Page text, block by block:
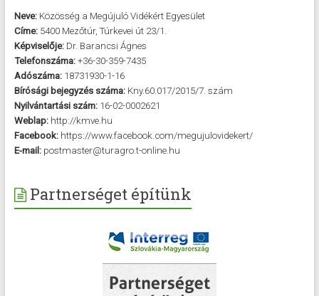
Neve:Közösség a Megújuló Vidékért Egyesület
Címe:5400 Mezőtúr, Túrkevei út 23/1.
Képviselője:Dr. Barancsi Ágnes
Telefonszáma:+36-30-359-7435
Adószáma:18731930-1-16
Bírósági bejegyzés száma:Kny.60.017/2015/7. szám
Nyilvántartási szám:16-02-0002621
Weblap:http://kmve.hu
Facebook:https://www.facebook.com/megujulovidekert/
E-mail: postmaster@turagro.t-online.hu
Partnerséget építünk